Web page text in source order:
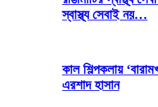
স্বাস্থ্য সেবাই নয়…
কাল শিল্পকলায়
এরশাদ হাসান